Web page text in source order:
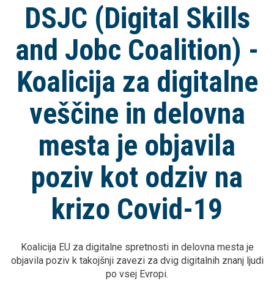
DSJC (Digital Skills
and Jobc Coalition) -
Koalicija za digitalne
veščine in delovna
mesta je objavila
poziv kot odziv na
krizo Covid-19
Koalicija EU za digitalne spretnosti in delovna mesta je
objavila poziv k takojšnji zavezi za dvig digitalnih znanj ljudi
po vsej Evropi.